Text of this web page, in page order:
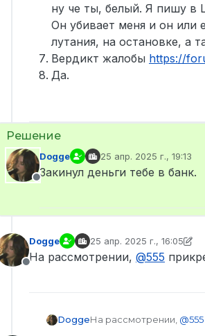
ну че ты, белый. Я пишу в
Он убивает меня и он или
лутания, на остановке, а
Вердикт жалобы https://
Да.
Не в сети
Dogge 25 апр. 2025 г., 19:13
отредактировано
Закинул деньги тебе в банк.
Не в сети
Dogge 25 апр. 2025 г., 16:05
отредактировано Dogge
На рассмотрении, @555
DoggeНа рассмотрении, @555